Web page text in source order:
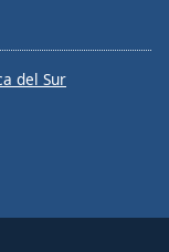
del Sur